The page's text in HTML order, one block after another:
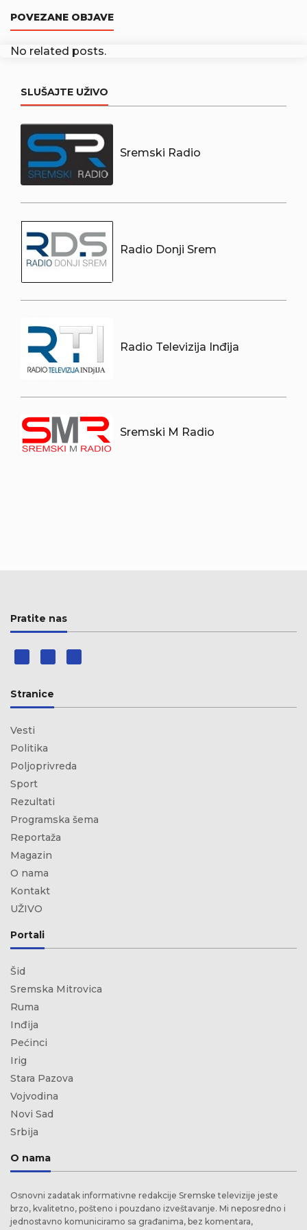
POVEZANE OBJAVE
No related posts.
SLUŠAJTE UŽIVO
Sremski Radio
Radio Donji Srem
Radio Televizija Inđija
Sremski M Radio
Pratite nas
Stranice
Vesti
Politika
Poljoprivreda
Sport
Rezultati
Programska šema
Reportaža
Magazin
O nama
Kontakt
UŽIVO
Portali
Šid
Sremska Mitrovica
Ruma
Inđija
Pećinci
Irig
Stara Pazova
Vojvodina
Novi Sad
Srbija
O nama
Osnovni zadatak informativne redakcije Sremske televizije jeste
brzo, kvalitetno, pošteno i pouzdano izveštavanje. Mi neposredno i
jednostavno komuniciramo sa građanima, bez komentara,